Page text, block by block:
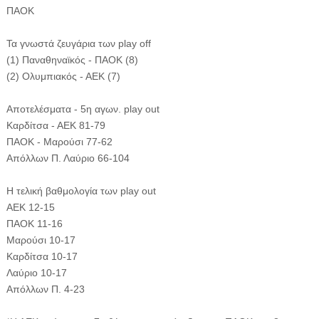
ΠΑΟΚ
Τα γνωστά ζευγάρια των play off
(1) Παναθηναϊκός - ΠΑΟΚ (8)
(2) Ολυμπιακός - ΑΕΚ (7)
Αποτελέσματα - 5η αγων. play out
Καρδίτσα - ΑΕΚ 81-79
ΠΑΟΚ - Μαρούσι 77-62
Απόλλων Π. Λαύριο 66-104
Η τελική βαθμολογία των play out
AEK 12-15
ΠΑΟΚ 11-16
Μαρούσι 10-17
Καρδίτσα 10-17
Λαύριο 10-17
Απόλλων Π. 4-23